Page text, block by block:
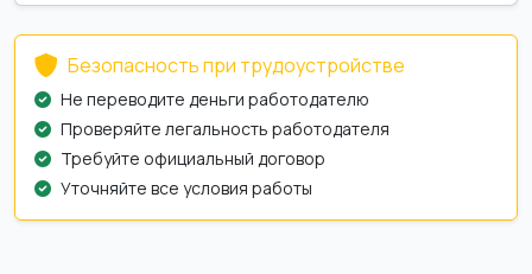
Безопасность при трудоустройстве
Не переводите деньги работодателю
Проверяйте легальность работодателя
Требуйте официальный договор
Уточняйте все условия работы